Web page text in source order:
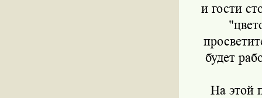
и гости
будет
На этой